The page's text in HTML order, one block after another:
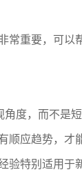
常重要，可
度，而不是
顺应趋势，才
验特别适用